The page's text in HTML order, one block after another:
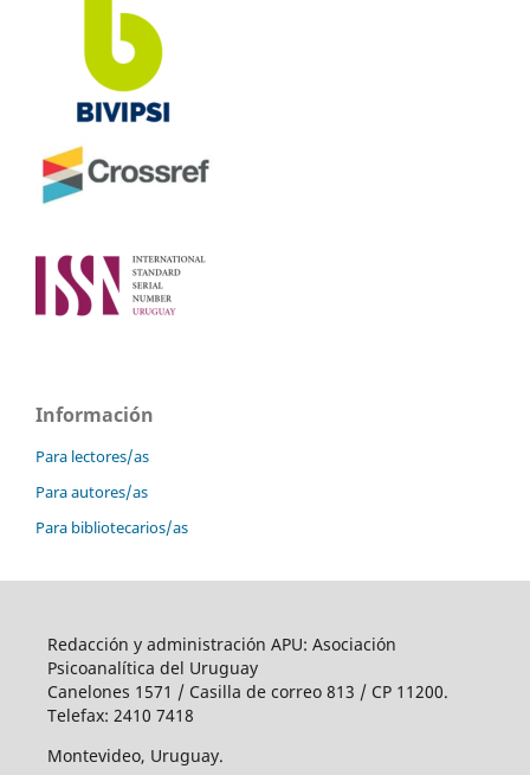
Información
Para lectores/as
Para autores/as
Para bibliotecarios/as
Redacción y administración APU: Asociación
Psicoanalítica del Uruguay
Canelones 1571 / Casilla de correo 813 / CP 11200.
Telefax: 2410 7418
Montevideo, Uruguay.